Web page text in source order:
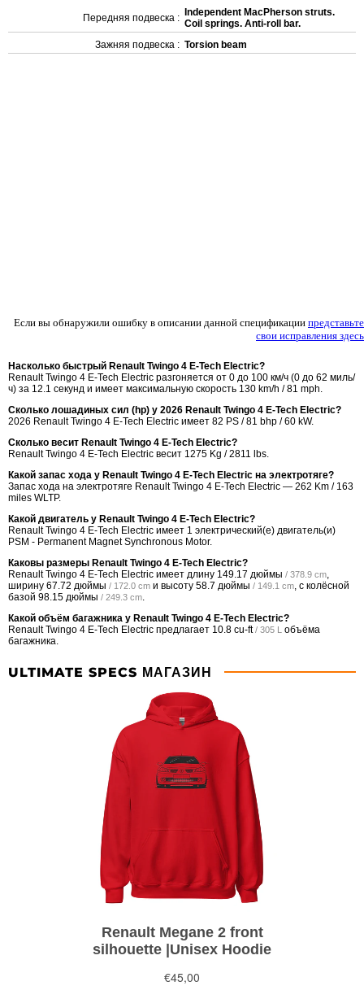
Передняя подвеска : Independent MacPherson struts.
Coil springs. Anti-roll bar.
Зажняя подвеска : Torsion beam
Если вы обнаружили ошибку в описании данной спецификации представьте
свои исправления здесь
Насколько быстрый Renault Twingo 4 E-Tech Electric?
Renault Twingo 4 E-Tech Electric разгоняется от 0 до 100 км/ч (0 до 62 миль/
ч) за 12.1 секунд и имеет максимальную скорость 130 km/h / 81 mph.
Сколько лошадиных сил (hp) у 2026 Renault Twingo 4 E-Tech Electric?
2026 Renault Twingo 4 E-Tech Electric имеет 82 PS / 81 bhp / 60 kW.
Сколько весит Renault Twingo 4 E-Tech Electric?
Renault Twingo 4 E-Tech Electric весит 1275 Kg / 2811 lbs.
Какой запас хода у Renault Twingo 4 E-Tech Electric на электротяге?
Запас хода на электротяге Renault Twingo 4 E-Tech Electric — 262 Km / 163
miles WLTP.
Какой двигатель у Renault Twingo 4 E-Tech Electric?
Renault Twingo 4 E-Tech Electric имеет 1 электрический(е) двигатель(и)
PSM - Permanent Magnet Synchronous Motor.
Каковы размеры Renault Twingo 4 E-Tech Electric?
Renault Twingo 4 E-Tech Electric имеет длину 149.17 дюймы / 378.9 cm
ширину 67.72 дюймы / 172.0 cm и высоту 58.7 дюймы / 149.1 cm , с колёсной
базой 98.15 дюймы / 249.3 cm
Какой объём багажника у Renault Twingo 4 E-Tech Electric?
Renault Twingo 4 E-Tech Electric предлагает 10.8 cu-ft / 305 L объёма
багажника.
ULTIMATE SPECS МАГАЗИН